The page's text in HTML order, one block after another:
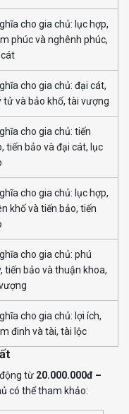
cho gia chủ: lục hợp,
phúc và nghênh phúc,
cho gia chủ: đại cát,
tử và bảo khố, tài vượng
cho gia chủ: tiến
tiến bảo và đại cát, lục
cho gia chủ: lục hợp,
khố và tiến bảo, tiến
cho gia chủ: phú
tiến bảo và thuận khoa,
cho gia chủ: lợi ích,
đinh và tài, tài lộc
từ 20.000.000đ –
có thể tham khảo: